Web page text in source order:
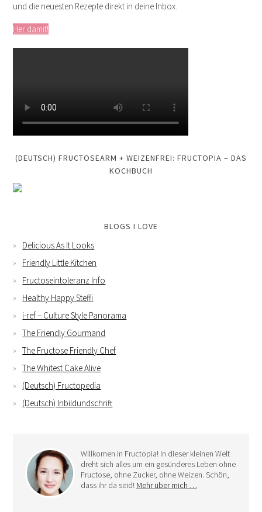
und die neuesten Rezepte direkt in deine Inbox.
Her damit!
(DEUTSCH) FRUCTOSEARM + WEIZENFREI: FRUCTOPIA – DAS
KOCHBUCH
BLOGS I LOVE
Delicious As It Looks
Friendly Little Kitchen
Fructoseintoleranz Info
Healthy Happy Steffi
i-ref – Culture Style Panorama
The Friendly Gourmand
The Fructose Friendly Chef
The Whitest Cake Alive
(Deutsch) Fructopedia
(Deutsch) Inbildundschrift
Willkomen in Fructopia! In dieser kleinen Welt
dreht sich alles um ein gesünderes Leben ohne
Fructose, ohne Zucker, ohne Weizen. Schön,
dass ihr da seid! Mehr über mich …